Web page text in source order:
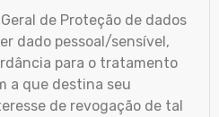
de Proteção de dados
dado pessoal/sensível,
para o tratamento
a que destina seu
de revogação de tal